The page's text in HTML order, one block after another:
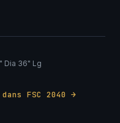
Dia 36" Lg
FSC 2040 →